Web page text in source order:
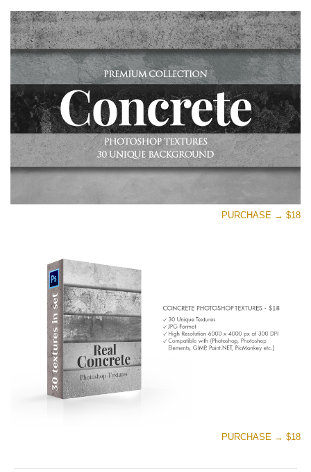
Small 800*533px
Concrete Textures
(30 Overlays)
Large 6000*4000px
Entire Collection
Large 6000*4000px
تنزيل مجاني PURCHASE → $18
PURCHASE → $18